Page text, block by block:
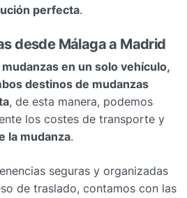
perfecta.
desde Málaga a Madrid
en un solo vehículo,
destinos de mudanzas
, de esta manera, podemos
los costes de transporte y
la mudanza.
seguras y organizadas
de traslado, contamos con las